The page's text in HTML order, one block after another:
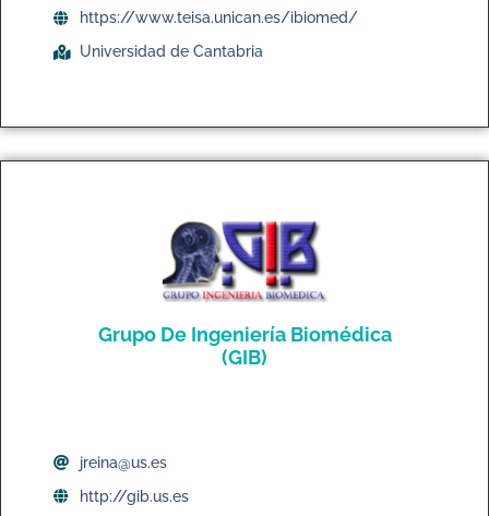
https://www.teisa.unican.es/ibiomed/
Universidad de Cantabria
Grupo De Ingeniería Biomédica
(GIB)
jreina@us.es
http://gib.us.es